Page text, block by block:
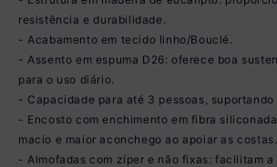
resistência e durabilidade.
- Acabamento em tecido linho/Bouclé.
- Assento em espuma D26: oferece boa
para o uso diário.
- Capacidade para até 3 pessoas,
- Encosto com enchimento em fibra
macio e maior aconchego ao apoiar as costas.
- Almofadas com zíper e não fixas: facilitam a